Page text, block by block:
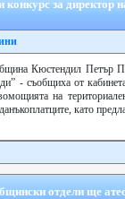
конкурс за директор
Кюстендил Петър
- съобщиха от
на
като
отдели ще